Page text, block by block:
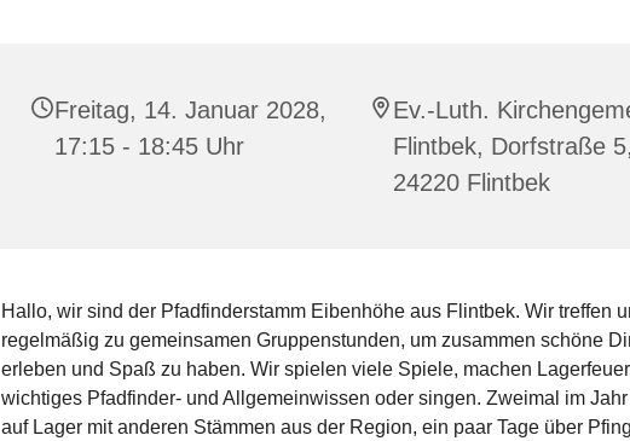
Freitag, 14. Januar 2028,
17:15 - 18:45 Uhr
Ev.-Luth.
Flintbek, Dorfstraße 5,
24220 Flintbek
Hallo, wir sind der Pfadfinderstamm Eibenhöhe aus Flintbek. Wir treffen
regelmäßig zu gemeinsamen Gruppenstunden, um zusammen schöne
erleben und Spaß zu haben. Wir spielen viele Spiele, machen
wichtiges Pfadfinder- und Allgemeinwissen oder singen. Zweimal im
auf Lager mit anderen Stämmen aus der Region, ein paar Tage über